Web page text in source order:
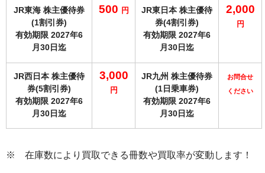
JR東海 株主優待券
(1割引券)
有効期限 2027年6
月30日迄
500 円
JR東日本 株主優待
券(4割引券)
有効期限 2027年6
月30日迄
2,000
円
JR西日本 株主優待
券(5割引券)
有効期限 2027年6
月30日迄
3,000
円
JR九州 株主優待券
(1日乗車券)
有効期限 2027年6
月30日迄
お問合せ
ください
※ 在庫数により買取できる冊数や買取率が変動します！